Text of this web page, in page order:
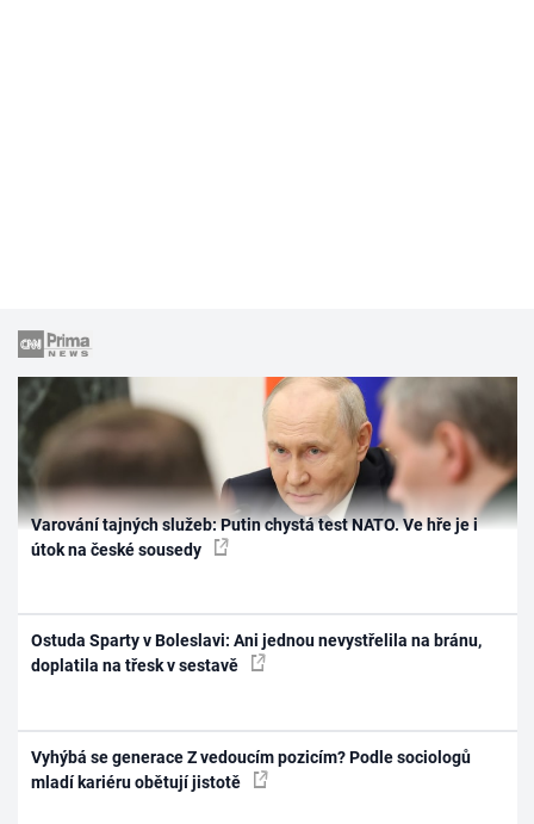
Varování tajných služeb: Putin chystá test NATO. Ve hře je i
útok na české sousedy
Ostuda Sparty v Boleslavi: Ani jednou nevystřelila na bránu,
doplatila na třesk v sestavě
Vyhýbá se generace Z vedoucím pozicím? Podle sociologů
mladí kariéru obětují jistotě